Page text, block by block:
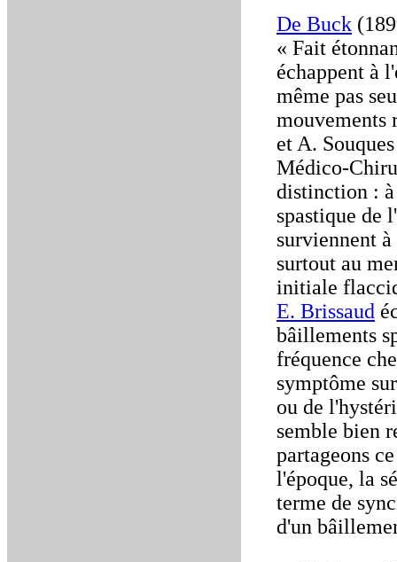
De Buck
« Fait
échappent à
même pas
mouvements
et A.
Médico-
distinction : à
spastique de
surviennent
surtout au
initiale
E. Brissaud
bâillements
fréquence
symptôme
ou de
semble bien
partageons
l'époque, la
terme de
d'un